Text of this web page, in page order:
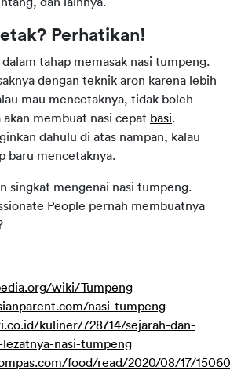
Perhatikan!
tahap memasak nasi tumpeng.
dengan teknik aron karena lebih
mau mencetaknya, tidak boleh
akan membuat nasi cepat basi.
dahulu di atas nampan, kalau
baru mencetaknya.
singkat mengenai nasi tumpeng.
People pernah membuatnya
wiki/Tumpeng
nasi-tumpeng
kuliner/728714/sejarah-dan-
nasi-tumpeng
food/read/2020/08/17/